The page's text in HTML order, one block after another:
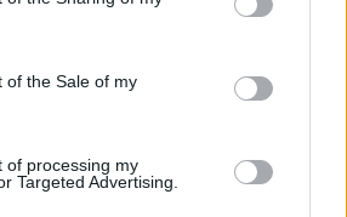
to Google and its third-party tags to
specified purposes in below Google
of the Sale of my
of processing my
Targeted Advertising.
#CSATORNA